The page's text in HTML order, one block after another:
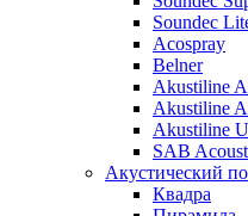
Soundec
Acospray
Belner
Akustiline
Akustiline
Akustiline
SAB
Акустический
Квадра